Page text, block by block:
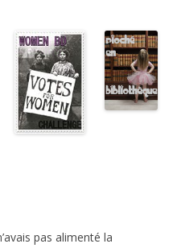
pas alimenté la